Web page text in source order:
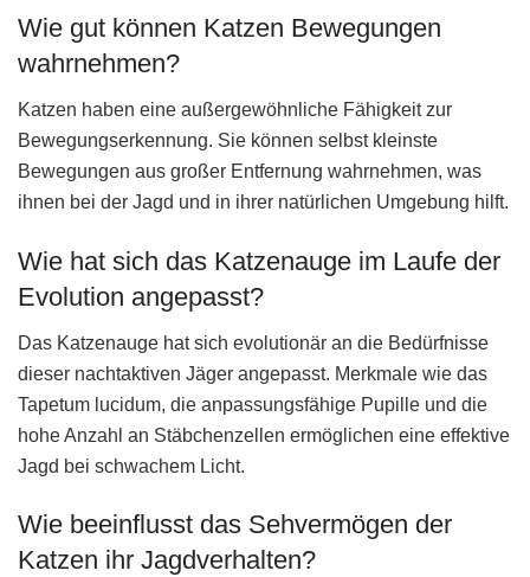
Wie gut können Katzen Bewegungen
wahrnehmen?
Katzen haben eine außergewöhnliche Fähigkeit zur
Bewegungserkennung. Sie können selbst kleinste
Bewegungen aus großer Entfernung wahrnehmen, was
ihnen bei der Jagd und in ihrer natürlichen Umgebung hilft.
Wie hat sich das Katzenauge im Laufe der
Evolution angepasst?
Das Katzenauge hat sich evolutionär an die Bedürfnisse
dieser nachtaktiven Jäger angepasst. Merkmale wie das
Tapetum lucidum, die anpassungsfähige Pupille und die
hohe Anzahl an Stäbchenzellen ermöglichen eine effektive
Jagd bei schwachem Licht.
Wie beeinflusst das Sehvermögen der
Katzen ihr Jagdverhalten?